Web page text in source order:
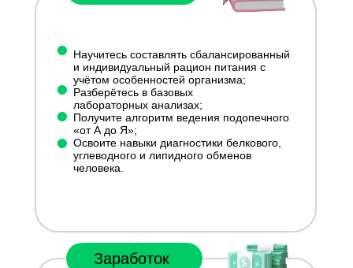
Научитесь составлять сбалансированный
и индивидуальный рацион питания с
учётом особенностей организма;
Разберётесь в базовых
лабораторных анализах;
Получите алгоритм ведения подопечного
«от А до Я»;
Освоите навыки диагностики белкового,
углеводного и липидного обменов
человека.
Заработок
•
•
•
•